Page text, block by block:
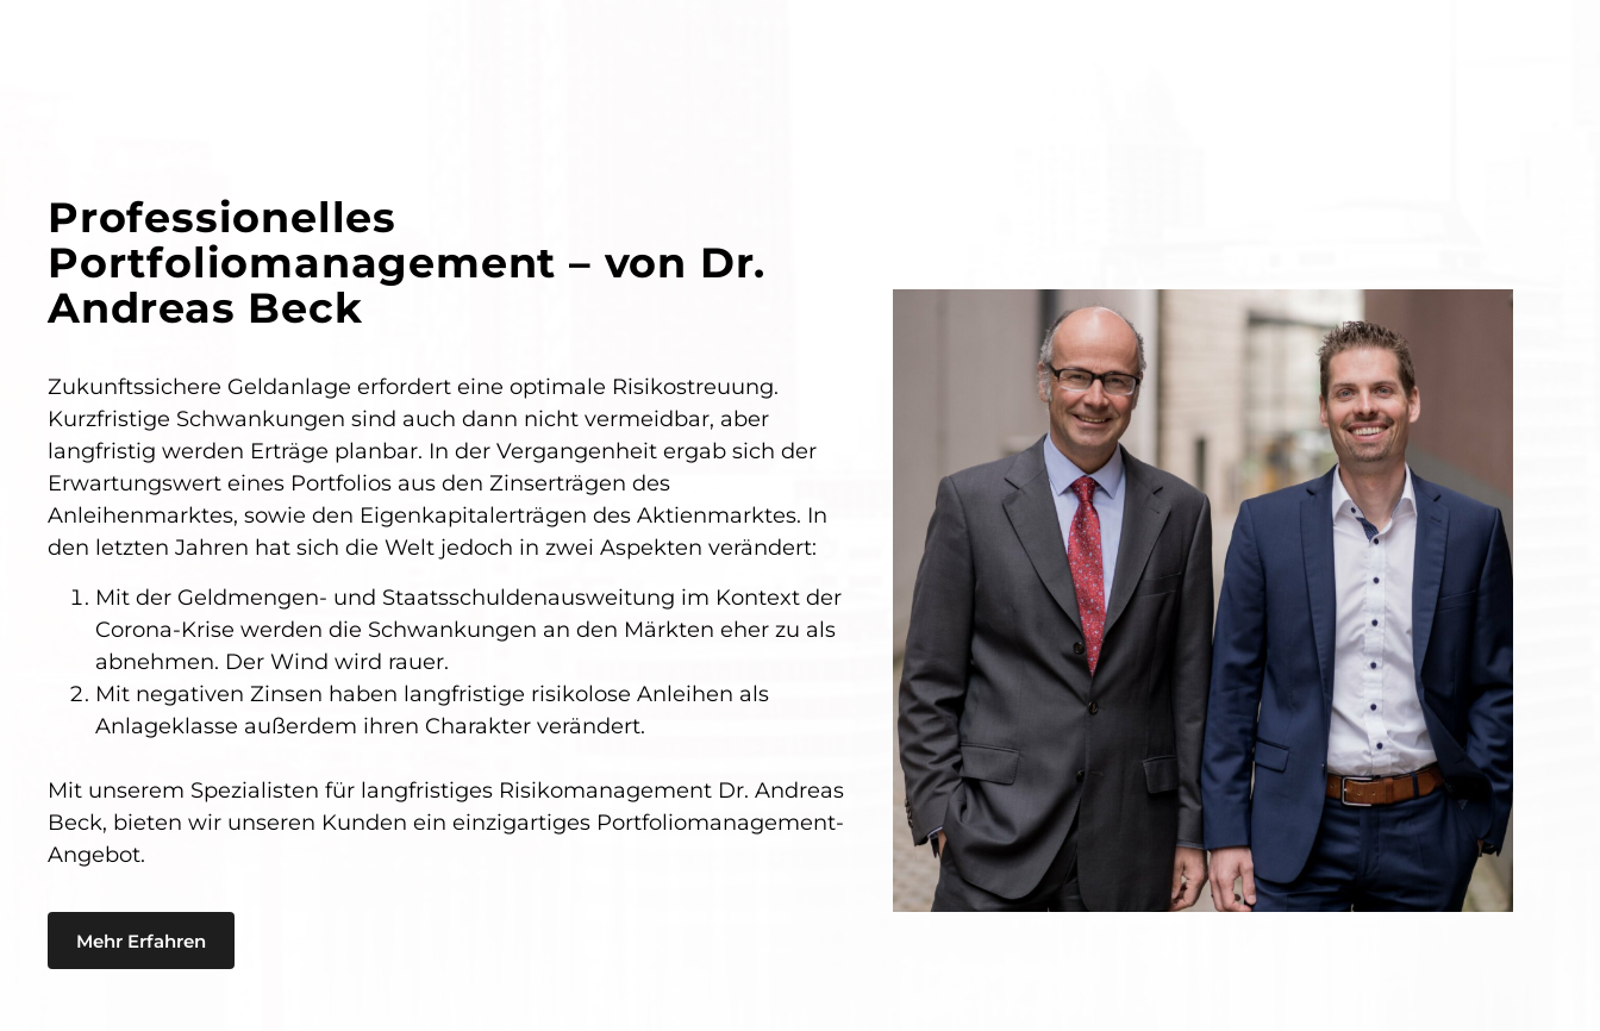
Professionelles
Portfoliomanagement – von Dr.
Andreas Beck
Zukunftssichere Geldanlage erfordert eine optimale Risikostreuung.
Kurzfristige Schwankungen sind auch dann nicht vermeidbar, aber
langfristig werden Erträge planbar. In der Vergangenheit ergab sich der
Erwartungswert eines Portfolios aus den Zinserträgen des
Anleihenmarktes, sowie den Eigenkapitalerträgen des Aktienmarktes. In
den letzten Jahren hat sich die Welt jedoch in zwei Aspekten verändert:
Mit der Geldmengen- und Staatsschuldenausweitung im Kontext der
Corona-Krise werden die Schwankungen an den Märkten eher zu als
abnehmen. Der Wind wird rauer.
Mit negativen Zinsen haben langfristige risikolose Anleihen als
Anlageklasse außerdem ihren Charakter verändert.
Mit unserem Spezialisten für langfristiges Risikomanagement Dr. Andreas
Beck, bieten wir unseren Kunden ein einzigartiges Portfoliomanagement-
Angebot.
Mehr Erfahren